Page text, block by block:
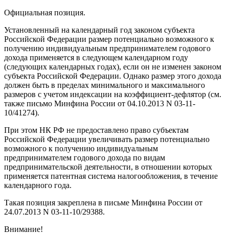
Официальная позиция.
Установленный на календарный год законом субъекта
Российской Федерации размер потенциально возможного к
получению индивидуальным предпринимателем годового
дохода применяется в следующем календарном году
(следующих календарных годах), если он не изменен законом
субъекта Российской Федерации. Однако размер этого дохода
должен быть в пределах минимального и максимального
размеров с учетом индексации на коэффициент-дефлятор (см.
также письмо Минфина России от 04.10.2013 N 03-11-
10/41274).
При этом НК РФ не предоставлено право субъектам
Российской Федерации увеличивать размер потенциально
возможного к получению индивидуальным
предпринимателем годового дохода по видам
предпринимательской деятельности, в отношении которых
применяется патентная система налогообложения, в течение
календарного года.
Такая позиция закреплена в письме Минфина России от
24.07.2013 N 03-11-10/29388.
Внимание!